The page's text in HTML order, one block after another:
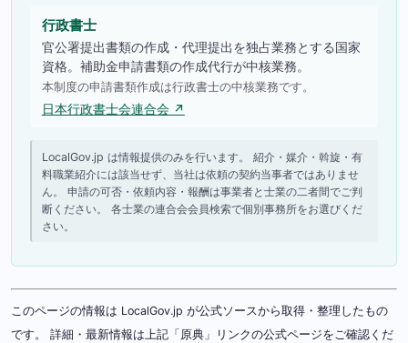
行政書士
官公署提出書類の作成・代理提出を独占業務とする国家
資格。補助金申請書類の作成代行が中核業務。
本制度の申請書類作成は行政書士の中核業務です。
日本行政書士会連合会 ↗
LocalGov.jp は情報提供のみを行います。 紹介・媒介・斡旋・有
料職業紹介には該当せず、当社は依頼の契約当事者ではありませ
ん。 申請の可否・依頼内容・報酬は事業者と士業の二者間でご判
断ください。 各士業の連合会会員検索で個別事務所をお選びくだ
さい。
このページの情報は LocalGov.jp が公式ソースから取得・整理したもの
です。 詳細・最新情報は上記「原典」リンクの公式ページをご確認くだ